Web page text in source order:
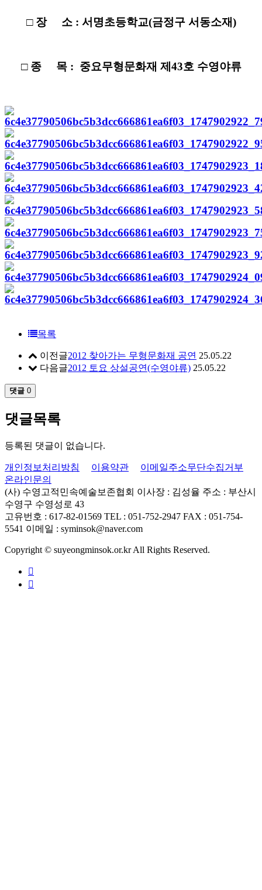
□ 장 소 : 서명초등학교(금정구 서동소재)
□ 종 목 : 중요무형문화재 제43호 수영야류
목록
이전글2012 찾아가는 무형문화재 공연 25.05.22
다음글2012 토요 상설공연(수영야류) 25.05.22
댓글 0
댓글목록
등록된 댓글이 없습니다.
개인정보처리방침 이용약관
이메일주소무단수집거부
온라인문의
(사) 수영고적민속예술보존협회 이사장 : 김성율 주소 : 부산시
수영구 수영성로 43
고유번호 : 617-82-01569 TEL : 051-752-2947 FAX : 051-754-
5541 이메일 : syminsok@naver.com
Copyright © suyeongminsok.or.kr All Rights Reserved.